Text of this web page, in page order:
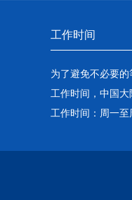
工作时间
为了避免不必要
工作时间，中国大
工作时间：周一至